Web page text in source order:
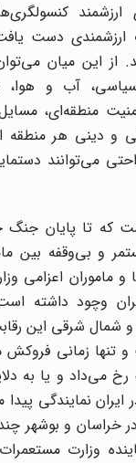
ارزشمندی دست یافت
از این میان
آب و هوا،
منطقه‌ای،
و دینی هر منطقه
می‌توانند
که تا پایان جنگ
و بی‌وقفه بین
و ماموران اعزامی
وچود داشته
شرقی این
زمانی فروکش
می‌داد و یا به
نمایندگی پیدا
خراسان و بوشهر
وزارت